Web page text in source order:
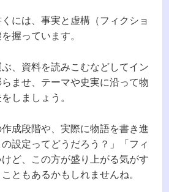
には、事実と虚構（フィクショ
握っています。
、資料を読みこむなどしてイン
ませ、テーマや史実に沿って物
しましょう。
成段階や、実際に物語を書き進
設定ってどうだろう？」「フィ
ど、この方が盛り上がる気がす
ともあるかもしれませんね。